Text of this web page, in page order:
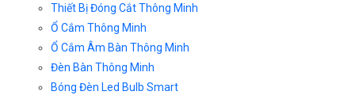
Thiết Bị Đóng Cắt Thông Minh
Ổ Cắm Thông Minh
Ổ Cắm Âm Bàn Thông Minh
Đèn Bàn Thông Minh
Bóng Đèn Led Bulb Smart